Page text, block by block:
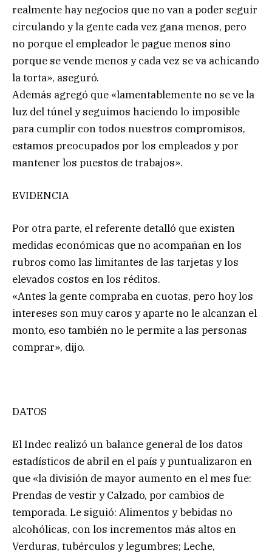
realmente hay negocios que no van a poder seguir
circulando y la gente cada vez gana menos, pero
no porque el empleador le pague menos sino
porque se vende menos y cada vez se va achicando
la torta», aseguró.
Además agregó que «lamentablemente no se ve la
luz del túnel y seguimos haciendo lo imposible
para cumplir con todos nuestros compromisos,
estamos preocupados por los empleados y por
mantener los puestos de trabajos».
EVIDENCIA
Por otra parte, el referente detalló que existen
medidas económicas que no acompañan en los
rubros como las limitantes de las tarjetas y los
elevados costos en los réditos.
«Antes la gente compraba en cuotas, pero hoy los
intereses son muy caros y aparte no le alcanzan el
monto, eso también no le permite a las personas
comprar», dijo.
DATOS
El Indec realizó un balance general de los datos
estadísticos de abril en el país y puntualizaron en
que «la división de mayor aumento en el mes fue:
Prendas de vestir y Calzado, por cambios de
temporada. Le siguió: Alimentos y bebidas no
alcohólicas, con los incrementos más altos en
Verduras, tubérculos y legumbres; Leche,